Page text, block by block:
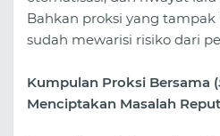
Bahkan proksi yang
sudah mewarisi risiko dari
Kumpulan Proksi Bersama (
Menciptakan Masalah